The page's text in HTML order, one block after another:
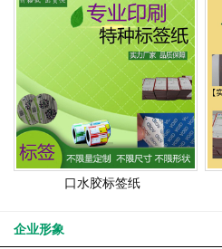
口水胶标签纸
企业形象